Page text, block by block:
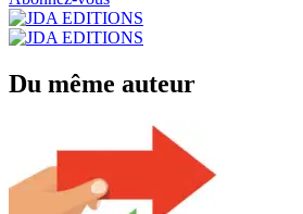
Du même auteur